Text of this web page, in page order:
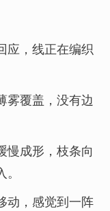
应，线正在编织
雾覆盖，没有边
慢成形，枝条向
动，感觉到一阵